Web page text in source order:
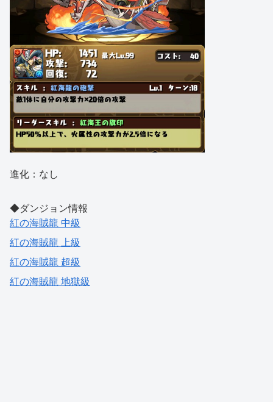
進化：なし
◆ダンジョン情報
紅の海賊龍 中級
紅の海賊龍 上級
紅の海賊龍 超級
紅の海賊龍 地獄級